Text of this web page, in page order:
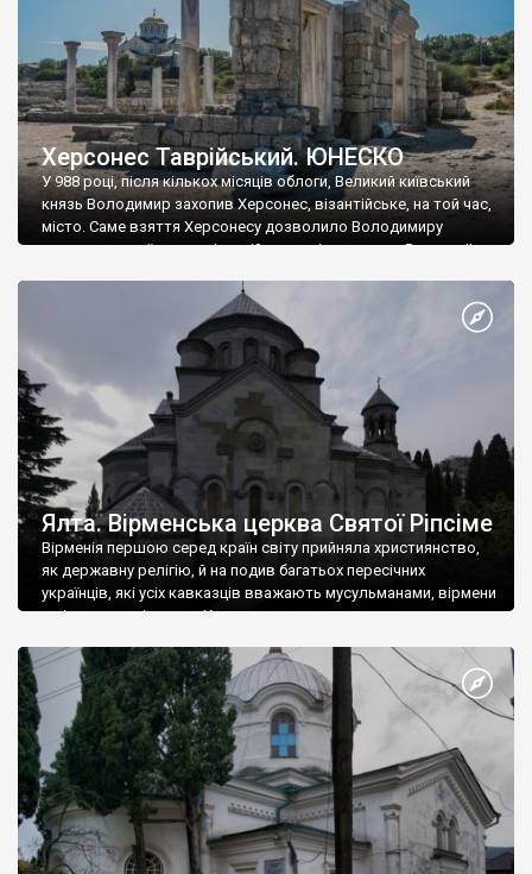
Херсонес Таврійський. ЮНЕСКО
У 988 році, після кількох місяців облоги, Великий київський
князь Володимир захопив Херсонес, візантійське, на той час,
місто. Саме взяття Херсонесу дозволило Володимиру
диктувати свої умови візантійському імператору Василю ІІ, та
Херсонесі Володимир-язичник, став Василем-християнином.
А потім було Хрещення Русі. На честь Херсонесу Таврійського
Ялта. Вірменська церква Святої Ріпсіме
Вірменія першою серед країн світу прийняла християнство,
як державну релігію, й на подив багатьох пересічних
українців, які усіх кавказців вважають мусульманами, вірмени
є відданими вірянами Христа